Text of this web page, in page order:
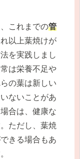
これまでの管
以上葉焼けが
を実践しまし
は栄養不足や
の葉は新しい
ないことがあ
合は、健康な
ただし、葉焼
きる場合もあ